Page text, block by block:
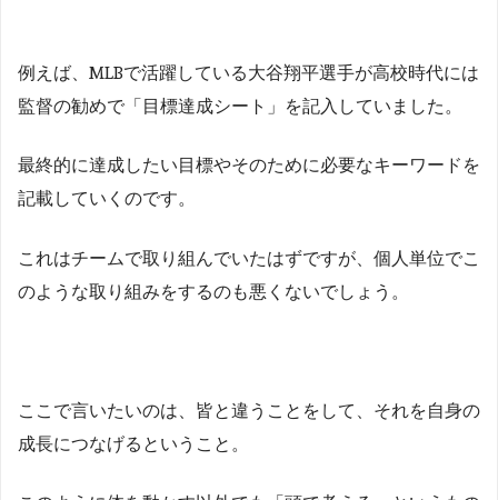
例えば、MLBで活躍している大谷翔平選手が高校時代には
監督の勧めで「目標達成シート」を記入していました。
最終的に達成したい目標やそのために必要なキーワードを
記載していくのです。
これはチームで取り組んでいたはずですが、個人単位でこ
のような取り組みをするのも悪くないでしょう。
ここで言いたいのは、皆と違うことをして、それを自身の
成長につなげるということ。